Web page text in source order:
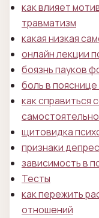
как влияет
травматизм
какая низкая
онлайн лекции
боязнь пауков
боль в
как справиться
самостоятельно
щитовидка
признаки
зависимость в
Тесты
как пережить
отношений